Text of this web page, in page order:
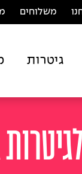
משלוחים
גיטרות